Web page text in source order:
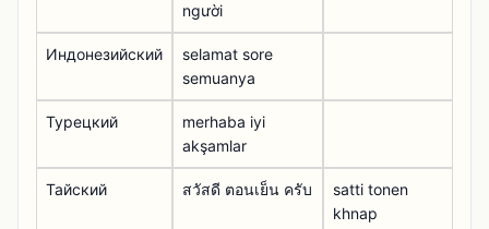
người
Индонезийский
selamat sore
semuanya
Турецкий
merhaba iyi
akşamlar
Тайский สวัสดี ตอนเย็น ครับ
satti tonen
khnap